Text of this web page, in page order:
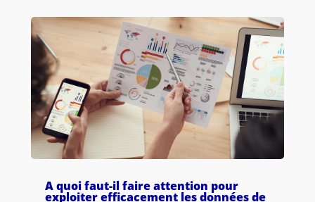
A quoi faut-il faire attention pour
exploiter efficacement les données de